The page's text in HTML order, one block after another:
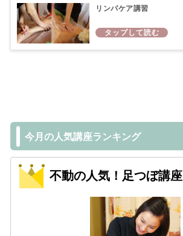
リンパケア講習
今月の人気講座ランキング
不動の人気！足つぼ講座